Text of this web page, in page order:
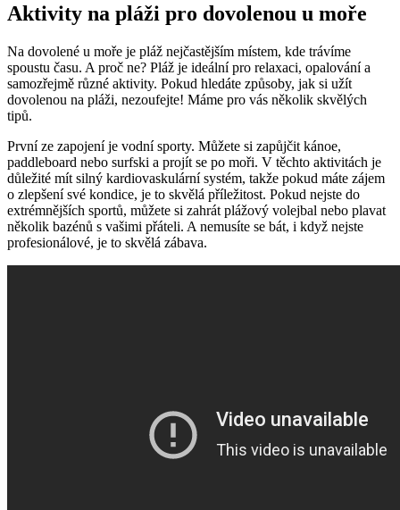
Aktivity na pláži pro ⁤dovolenou‌ u moře
Na dovolené u moře je pláž nejčastějším⁣ místem, kde trávíme
spoustu času. A proč ​ne? Pláž je ideální pro relaxaci, opalování a
samozřejmě různé aktivity. Pokud hledáte‌ způsoby, jak si užít
dovolenou na pláži, nezoufejte! Máme pro‌ vás ​několik skvělých
‍tipů.
První ze zapojení je vodní sporty. Můžete si‍ zapůjčit kánoe,
paddleboard ⁤nebo surfski a projít se po moři. V ‍těchto aktivitách je
důležité mít silný kardiovaskulární systém, takže⁤ pokud máte zájem
o zlepšení své kondice, je to skvělá příležitost. Pokud nejste do
extrémnějších sportů, můžete si zahrát plážový ‌volejbal nebo plavat⁣
několik bazénů s vašimi přáteli. A nemusíte se ‍bát,​ i⁤ když⁢ nejste
profesionálové, je to skvělá zábava.